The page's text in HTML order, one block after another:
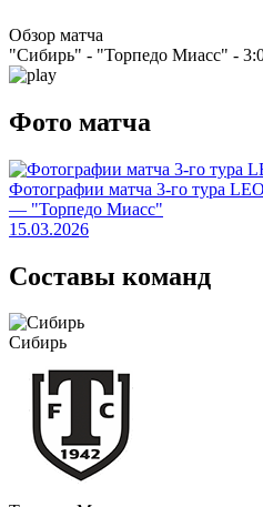
Обзор матча
"Сибирь" - "Торпедо Миасс" -
Фото матча
Фотографии матча 3-го тура
— "Торпедо Миасс"
15.03.2026
Составы команд
Сибирь